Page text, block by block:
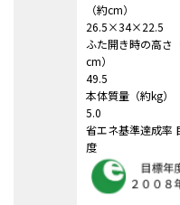
（約cm）
26.5×34×22.5
ふた開き時の高さ
cm）
49.5
本体質量（約kg）
5.0
省エネ基準達成率
度